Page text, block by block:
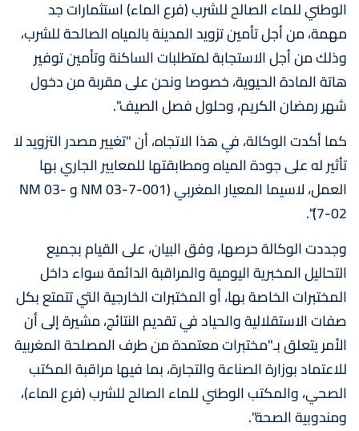
الوطني للماء الصالح للشرب (فرع الماء) استثمارات جد
مهمة، من أجل تأمين تزويد المدينة بالمياه الصالحة للشرب،
وذلك من أجل الاستجابة لمتطلبات الساكنة وتأمين توفير
هاتة المادة الحيوية، خصوصا ونحن على مقربة من دخول
شهر رمضان الكريم، وحلول فصل الصيف".
كما أكدت الوكالة، في هذا الاتجاه، أن "تغيير مصدر التزويد لا
تأثير له على جودة المياه ومطابقتها للمعايير الجاري بها
العمل، لاسيما المعيار المغربي (NM 03-7-001 و NM 03-
7-02)".
وجددت الوكالة حرصها، وفق البيان، على القيام بجميع
التحاليل المخبرية اليومية والمراقبة الدائمة سواء داخل
المختبرات الخاصة بها، أو المختبرات الخارجية التي تتمتع بكل
صفات الاستقلالية والحياد في تقديم النتائج، مشيرة إلى أن
الأمر يتعلق بـ"مختبرات معتمدة من طرف المصلحة المغربية
للاعتماد بوزارة الصناعة والتجارة، بما فيها مراقبة المكتب
الصحي، والمكتب الوطني للماء الصالح للشرب (فرع الماء)،
ومندوبية الصحة".